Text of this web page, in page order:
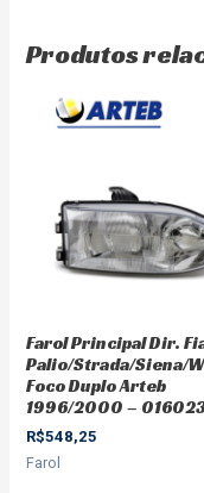
Produtos
Farol Principal Dir.
Palio/Strada/Siena/
Foco Duplo Arteb
1996/2000 –
R$548,25
Farol